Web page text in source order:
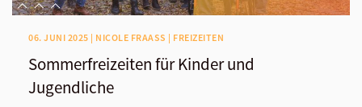
06. JUNI 2025 | NICOLE FRAASS | FREIZEITEN
Sommerfreizeiten für Kinder und
Jugendliche